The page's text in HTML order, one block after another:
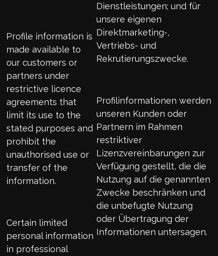
Profile information is
made available to
our customers or
partners under
restrictive licence
agreements that
limit its use to the
stated purposes and
prohibit the
unauthorised use or
transfer of the
information.
Certain limited
personal information
in professional
Dienstleistungen; und für
unsere eigenen
Direktmarketing-,
Vertriebs- und
Rekrutierungszwecke.
Profilinformationen werden
unseren Kunden oder
Partnern im Rahmen
restriktiver
Lizenzvereinbarungen zur
Verfügung gestellt, die die
Nutzung auf die genannten
Zwecke beschränken und
die unbefugte Nutzung
oder Übertragung der
Informationen untersagen.